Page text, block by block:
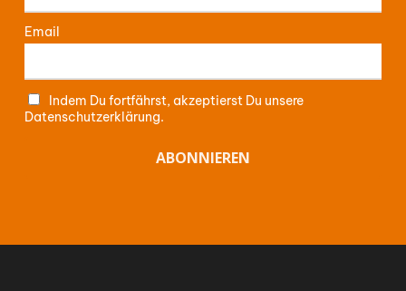
Email
Indem Du fortfährst, akzeptierst Du unsere
Datenschutzerklärung.